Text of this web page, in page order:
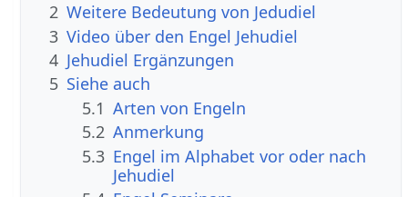
2 Weitere Bedeutung von Jedudiel
3 Video über den Engel Jehudiel
4 Jehudiel Ergänzungen
5 Siehe auch
5.1 Arten von Engeln
5.2 Anmerkung
5.3 Engel im Alphabet vor oder nach
Jehudiel